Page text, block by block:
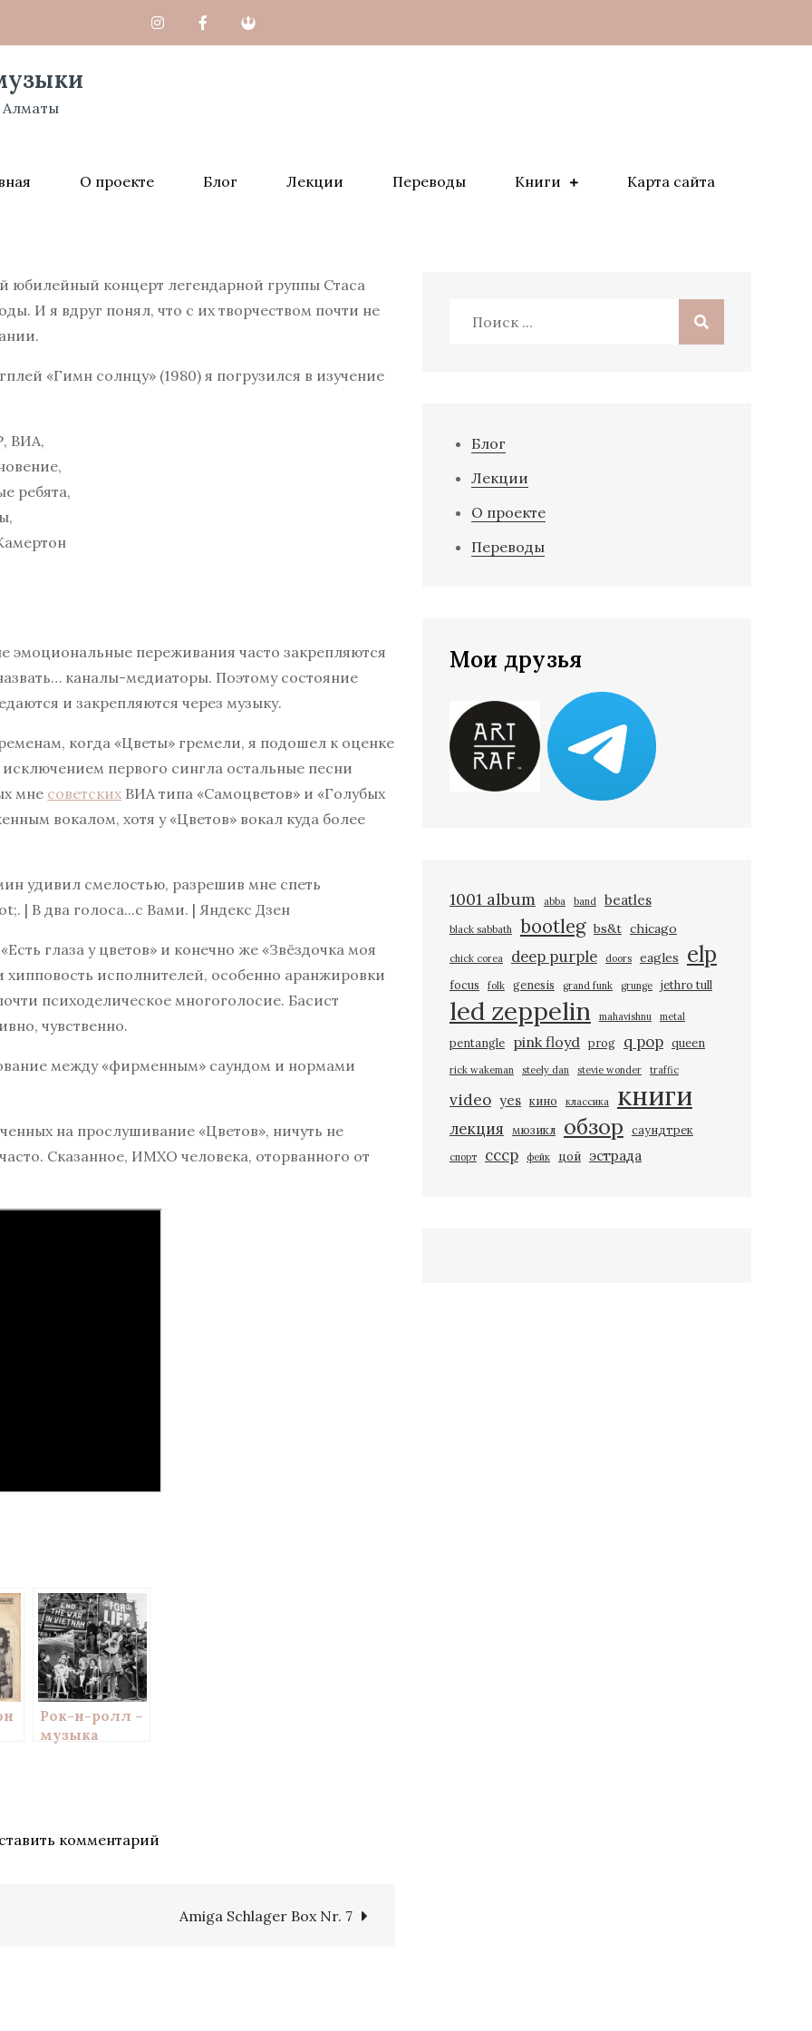
Алматы
О проекте Блог Лекции Переводы Книги Карта сайта
юбилейный концерт легендарной группы Стаса
И я вдруг понял, что с их творчеством почти не
«Гимн солнцу» (1980) я погрузился в изучение
эмоциональные переживания часто закрепляются
каналы-медиаторы. Поэтому состояние
и закрепляются через музыку.
когда «Цветы» гремели, я подошел к оценке
первого сингла остальные песни
мне советских ВИА типа «Самоцветов» и «Голубых
вокалом, хотя у «Цветов» вокал куда более
глаза у цветов» и конечно же «Звёздочка моя
хипповость исполнителей, особенно аранжировки
психоделическое многоголосие. Басист
чувственно.
между «фирменным» саундом и нормами
на прослушивание «Цветов», ничуть не
Сказанное, ИМХО человека, оторванного от
Рок-н-ролл –
музыка
комментарий
Amiga Schlager Box Nr. 7
Блог
Лекции
О проекте
Переводы
Мои друзья
1001 album abba band beatles
black sabbath bootleg bs&t chicago
chick corea deep purple doors eagles elp
focus folk genesis grand funk grunge jethro tull
led zeppelin mahavishnu metal
pentangle pink floyd prog q pop queen
rick wakeman steely dan stevie wonder traffic
video yes кино классика книги
лекция мюзикл обзор саундтрек
спорт ссср фейк цой эстрада